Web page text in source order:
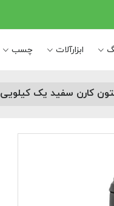
ابزارآلات چسب
کارن سفید یک کیلویی